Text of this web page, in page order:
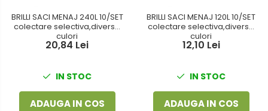
BRILLI SACI MENAJ 240L 10/SET
colectare selectiva,diverse
culori
20,84 Lei
IN STOC
ADAUGA IN COS
BRILLI SACI MENAJ 120L 10/SET
colectare selectiva,diverse
culori
12,10 Lei
IN STOC
ADAUGA IN COS